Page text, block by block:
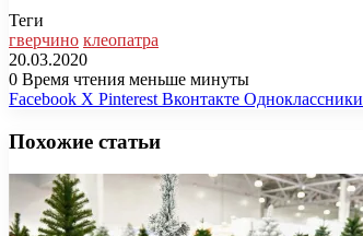
Теги
гверчино клеопатра
20.03.2020
0 Время чтения меньше минуты
Facebook X Pinterest Вконтакте Одноклассники
Похожие статьи